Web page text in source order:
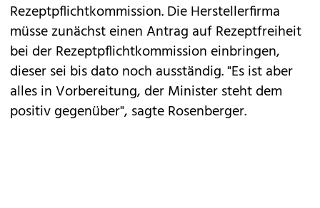
Rezeptpflichtkommission. Die Herstellerfirma
müsse zunächst einen Antrag auf Rezeptfreiheit
bei der Rezeptpflichtkommission einbringen,
dieser sei bis dato noch ausständig. "Es ist aber
alles in Vorbereitung, der Minister steht dem
positiv gegenüber", sagte Rosenberger.